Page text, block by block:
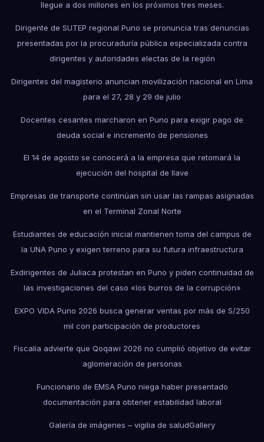
llegue a dos millones en los próximos tres meses.
Dirigente de SUTEP regional Puno se pronuncia tras denuncias
presentadas por la procuraduría pública especializada contra
dirigentes y autoridades electas de la región
Dirigentes del magisterio anuncian movilización nacional en Lima
para el 27, 28 y 29 de julio
Docentes cesantes marcharon en Puno para exigir pago de
deuda social e incremento de pensiones
El 14 de agosto se conocerá a la empresa que retomará la
ejecución del hospital de Ilave
Empresas de transporte continúan sin usar las rampas asignadas
en el Terminal Zonal Norte
Estudiantes de educación inicial mantienen toma del campus de
la UNA Puno y exigen terreno para su futura infraestructura
Exdirigentes de Juliaca protestan en Puno y piden continuidad de
las investigaciones del caso «los burros de la corrupción»
EXPO VIDA Puno 2026 busca generar ventas por más de S/250
mil con participación de productores
Fiscalía advierte que Qoqawi 2026 no cumplió objetivo de evitar
aglomeración de personas
Funcionario de EMSA Puno niega haber presentado
documentación para obtener estabilidad laboral
Galería de imágenes – vigilia de saludGallery